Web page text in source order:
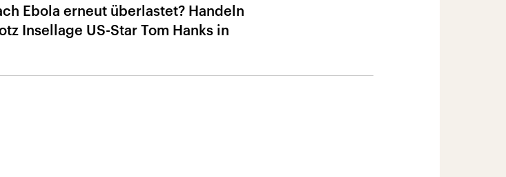
Ebola erneut überlastet? Handeln
Insellage US-Star Tom Hanks in